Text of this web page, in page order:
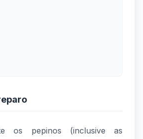
os pepinos (inclusive as